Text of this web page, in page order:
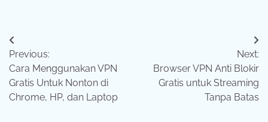
Post
navigation
Previous:
Cara Menggunakan VPN
Gratis Untuk Nonton di
Chrome, HP, dan Laptop
Next:
Browser VPN Anti Blokir
Gratis untuk Streaming
Tanpa Batas